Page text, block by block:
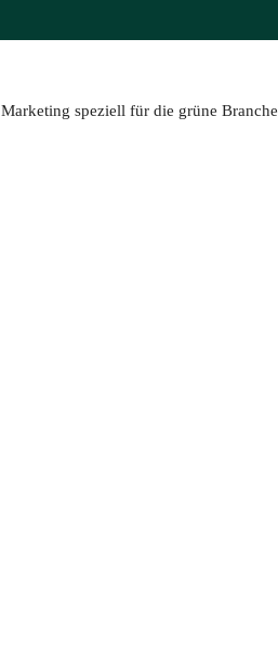
Marketing speziell für die grüne Branche